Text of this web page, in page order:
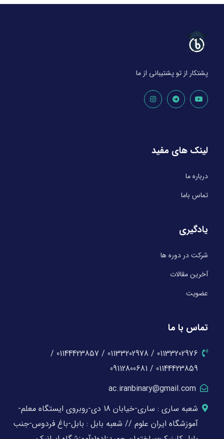
پشتکار از تو پشتیبانی از ما
لینک های مفید
درباره ما
تماس باما
یادگیری
شرکت در دوره ها
آخرین مقالات
عضویت
تماس با ما
01133202976 / 01133202978 / 01144423857 /
01144423859 / 09112800681
ac.iranbinary@gmail.com
شعبه ساری : ساری-خیابان 18 دی-روبروی ایستگاه معلم-
آموزشگاه ایران علوم // شعبه بابل : بابل-باغ فردوس-جنب